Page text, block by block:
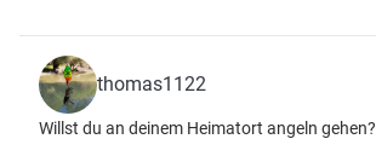
thomas1122
Willst du an deinem Heimatort angeln gehen?